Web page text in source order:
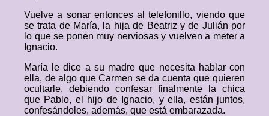
Vuelve a sonar entonces al telefonillo, viendo que
se trata de María, la hija de Beatriz y de Julián por
lo que se ponen muy nerviosas y vuelven a meter a
Ignacio.
María le dice a su madre que necesita hablar con
ella, de algo que Carmen se da cuenta que quieren
ocultarle, debiendo confesar finalmente la chica
que Pablo, el hijo de Ignacio, y ella, están juntos,
confesándoles, además, que está embarazada.